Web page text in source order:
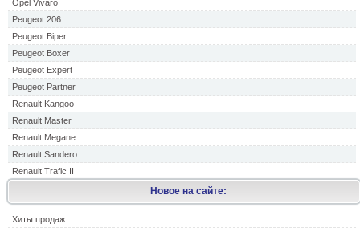
Opel Vivaro
Peugeot 206
Peugeot Biper
Peugeot Boxer
Peugeot Expert
Peugeot Partner
Renault Kangoo
Renault Master
Renault Megane
Renault Sandero
Renault Trafic II
Новое на сайте:
Хиты продаж